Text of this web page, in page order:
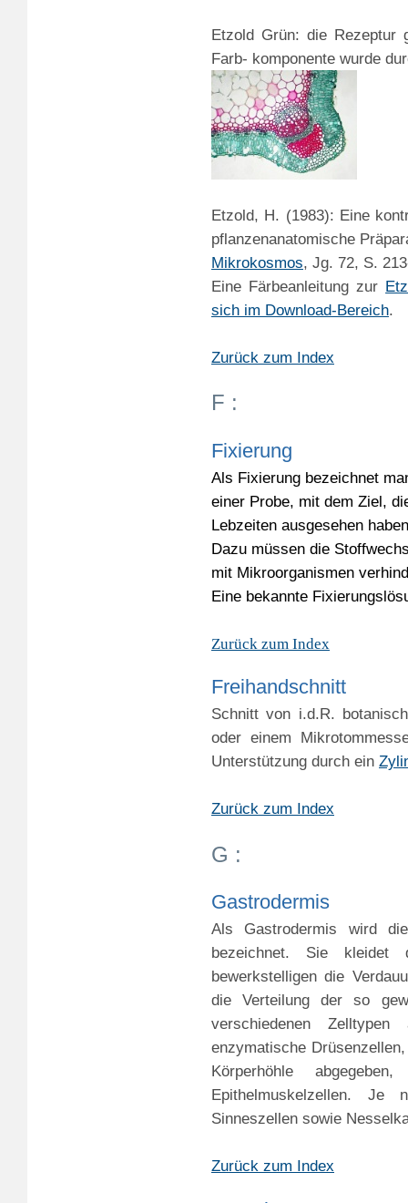
Etzold Grün: die Rezeptur
Farb- komponente wurde
Etzold, H. (1983): Eine
pflanzenanatomische
Mikrokosmos, Jg. 72, S.
Eine Färbeanleitung zur
sich im Download-Bereich.
Zurück zum Index
F :
Fixierung
Als Fixierung bezeichnet
einer Probe, mit dem Ziel,
Lebzeiten ausgesehen
Dazu müssen die
mit Mikroorganismen
Eine bekannte
Zurück zum Index
Freihandschnitt
Schnitt von i.d.R.
oder einem
Unterstützung durch ein
Zurück zum Index
G :
Gastrodermis
Als Gastrodermis wird
bezeichnet. Sie
bewerkstelligen die
die Verteilung der so
verschiedenen
enzymatische
Körperhöhle
Epithelmuskelzellen.
Sinneszellen sowie
Zurück zum Index